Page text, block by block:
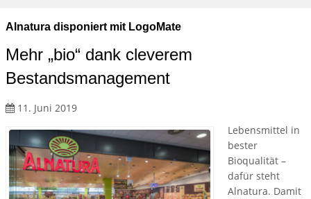
Alnatura disponiert mit LogoMate
Mehr „bio“ dank cleverem
Bestandsmanagement
11. Juni 2019
Lebensmittel in
bester
Bioqualität –
dafür steht
Alnatura. Damit